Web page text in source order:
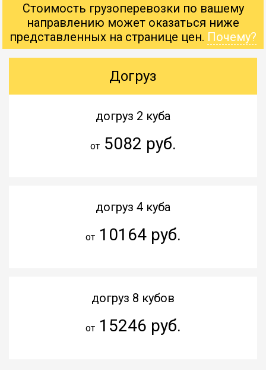
Стоимость грузоперевозки по вашему
направлению может оказаться ниже
представленных на странице цен. Почему?
Догруз
догруз 2 куба
от5082 руб.
догруз 4 куба
от10164 руб.
догруз 8 кубов
от15246 руб.